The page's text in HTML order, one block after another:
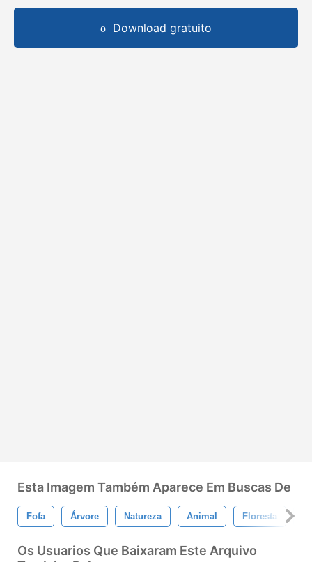
Download gratuito
Esta Imagem Também Aparece Em Buscas De
Fofa Árvore Natureza Animal Floresta
Os Usuarios Que Baixaram Este Arquivo